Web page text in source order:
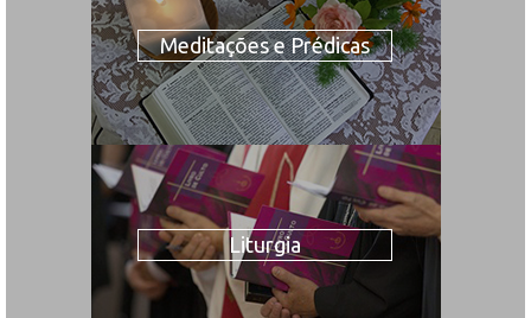
Meditações e Prédicas
Liturgia